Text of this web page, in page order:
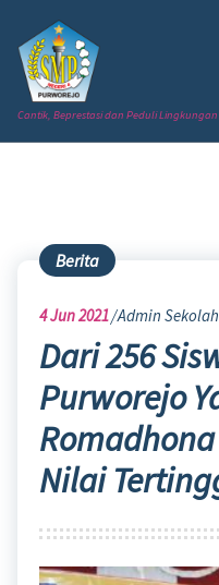
content
Cantik, Beprestasi dan Peduli Lingkungan
Berita
4Jun 2021 Admin Sekolah
Dari 256
Purworejo
Nilai